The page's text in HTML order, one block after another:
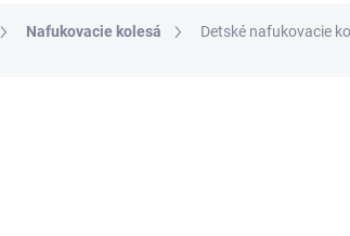
Nafukovacie kolesá Detské nafukovacie